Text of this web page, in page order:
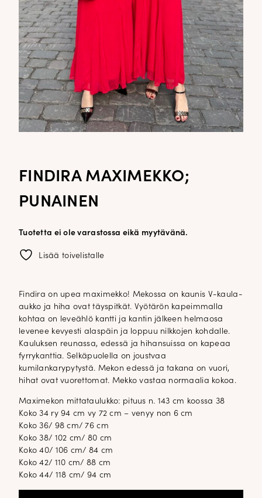
FINDIRA MAXIMEKKO;
PUNAINEN
Tuotetta ei ole varastossa eikä myytävänä.
Lisää toivelistalle
Findira on upea maximekko! Mekossa on kaunis V-kaula-
aukko ja hiha ovat täyspitkät. Vyötärön kapeimmalla
kohtaa on leveählö kantti ja kantin jälkeen helmaosa
levenee kevyesti alaspäin ja loppuu nilkkojen kohdalle.
Kauluksen reunassa, edessä ja hihansuissa on kapeaa
fyrrykanttia. Selkäpuolella on joustvaa
kumilankarypytystä. Mekon edessä ja takana on vuori,
hihat ovat vuorettomat. Mekko vastaa normaalia kokoa.
Maximekon mittataulukko: pituus n. 143 cm koossa 38
Koko 34 ry 94 cm vy 72 cm – venyy non 6 cm
Koko 36/ 98 cm/ 76 cm
Koko 38/ 102 cm/ 80 cm
Koko 40/ 106 cm/ 84 cm
Koko 42/ 110 cm/ 88 cm
Koko 44/ 118 cm/ 94 cm